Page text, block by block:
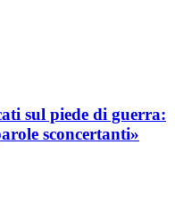
sul piede di guerra:
sconcertanti»